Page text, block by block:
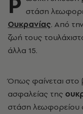
στάση
Ουκρανίας. Από
ζωή τους
άλλα 15.
Όπως φαίνεται στο
ασφαλείας της
στάση λεωφορείου